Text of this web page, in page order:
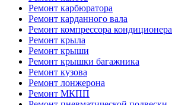
Ремонт карбюратора
Ремонт карданного вала
Ремонт компрессора кондиционера
Ремонт крыла
Ремонт крыши
Ремонт крышки багажника
Ремонт кузова
Ремонт лонжерона
Ремонт МКПП